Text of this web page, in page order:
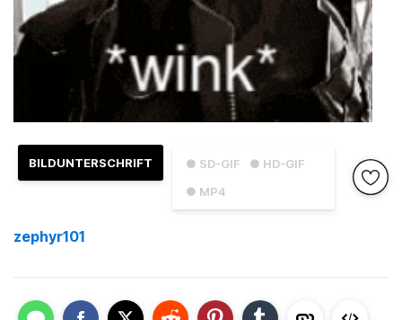
● SD-GIF
● HD-GIF
● MP4
BILDUNTERSCHRIFT
zephyr101